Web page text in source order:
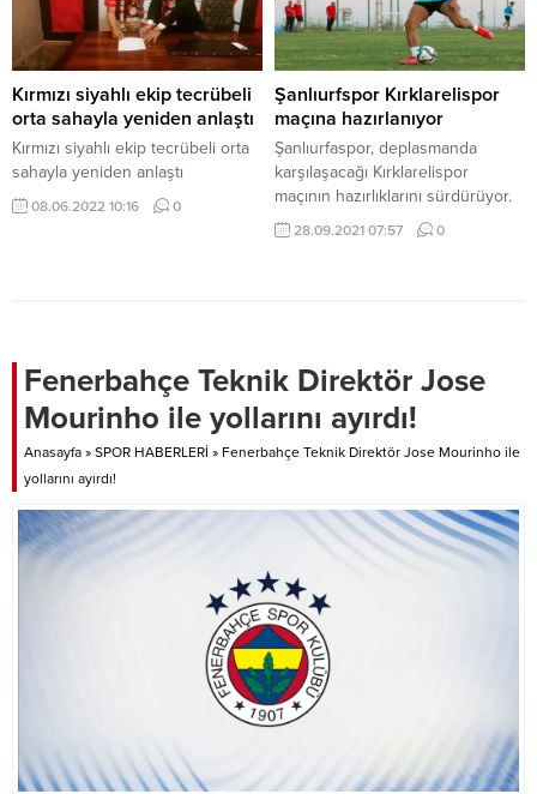
Kırmızı siyahlı ekip tecrübeli
orta sahayla yeniden anlaştı
Kırmızı siyahlı ekip tecrübeli orta
sahayla yeniden anlaştı
08.06.2022 10:16 0
Şanlıurfspor Kırklarelispor
maçına hazırlanıyor
Şanlıurfaspor, deplasmanda
karşılaşacağı Kırklarelispor
maçının hazırlıklarını sürdürüyor.
TFF 2. Lig Beyaz Grup’ta
mücadele eden Şanlıurfaspor,
yönetiminde devam eden
antrenman, Sarı-Yeşilli futbolcular
tam kadro katılım sağladı.
Şanlıurfaspor deplasmanda
Ekim Cumartesi günü...
28.09.2021 07:57 0
Fenerbahçe Teknik Direktör Jose
Mourinho ile yollarını ayırdı!
Anasayfa » SPOR HABERLERİ » Fenerbahçe Teknik Direktör Jose Mourinho ile
yollarını ayırdı!